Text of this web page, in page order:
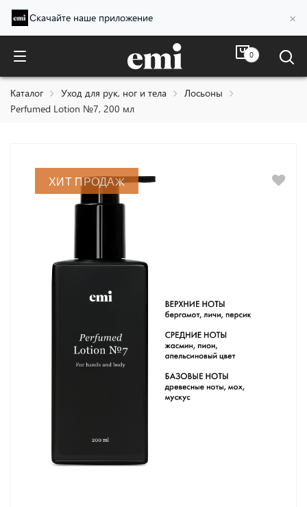
Скачайте наше приложение ×
0
Perfumed Lotion №7, 200 мл
Каталог Уход для рук, ног и тела
Лосьоны
Perfumed Lotion №7, 200 мл
ХИТ ПРОДАЖ